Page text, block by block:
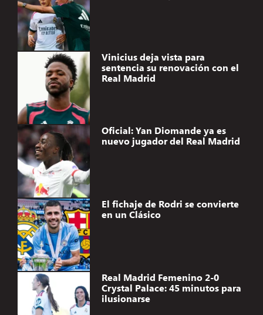
Vinicius deja vista para
sentencia su renovación con el
Real Madrid
Oficial: Yan Diomande ya es
nuevo jugador del Real Madrid
El fichaje de Rodri se convierte
en un Clásico
Real Madrid Femenino 2-0
Crystal Palace: 45 minutos para
ilusionarse